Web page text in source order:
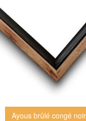
Ayous brûlé congé noir